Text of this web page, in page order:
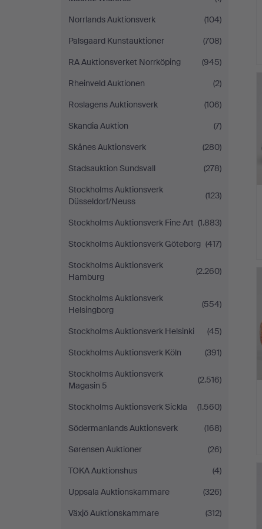
Norrlands Auktionsverk
(104)
Palsgaard Kunstauktioner
(708)
RA Auktionsverket Norrköping
(945)
Rheinveld Auktionen
(2)
Roslagens Auktionsverk
(106)
Skandia Auktion
(7)
Skånes Auktionsverk
(280)
Stadsauktion Sundsvall
(278)
Stockholms Auktionsverk
Düsseldorf/Neuss
(123)
Stockholms Auktionsverk Fine Art (1.883)
Stockholms Auktionsverk Göteborg (417)
Stockholms Auktionsverk
Hamburg
(2.260)
Stockholms Auktionsverk
Helsingborg
(554)
Stockholms Auktionsverk Helsinki
(45)
Stockholms Auktionsverk Köln
(391)
Stockholms Auktionsverk
Magasin 5
(2.516)
Stockholms Auktionsverk Sickla
(1.560)
Södermanlands Auktionsverk
(168)
Sørensen Auktioner
(26)
TOKA Auktionshus
(4)
Uppsala Auktionskammare
(326)
Växjö Auktionskammare
(312)